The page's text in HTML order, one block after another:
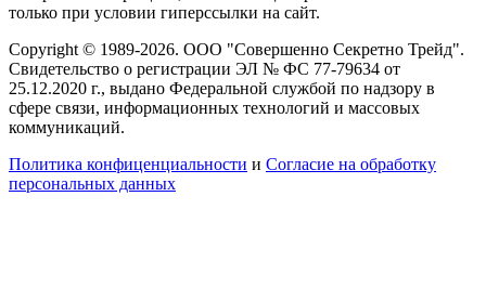
только при условии гиперссылки на сайт.
Copyright © 1989-2026. ООО "Совершенно Секретно Трейд".
Свидетельство о регистрации ЭЛ № ФС 77-79634 от
25.12.2020 г., выдано Федеральной службой по надзору в
сфере связи, информационных технологий и массовых
коммуникаций.
Политика конфиценциальности и Согласие на обработку
персональных данных